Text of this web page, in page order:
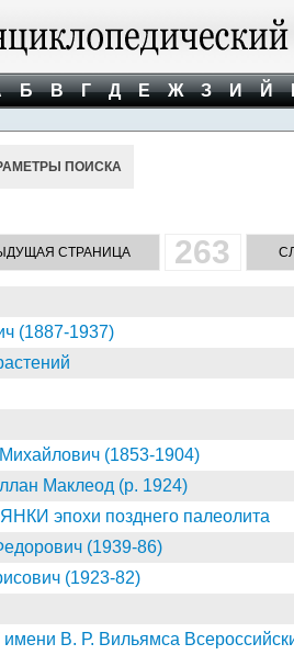
Б В Г Д Е Ж З И Й
ПОИСКА
СТРАНИЦА 263
(1887-1937)
(1853-1904)
Маклеод (р. 1924)
эпохи позднего палеолита
(1939-86)
(1923-82)
В. Р. Вильямса